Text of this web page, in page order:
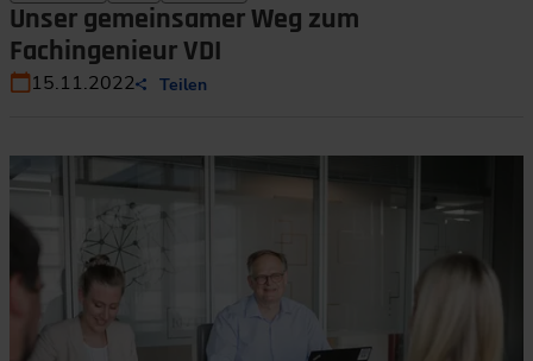
Unser gemeinsamer Weg zum
Fachingenieur VDI
15.11.2022 Teilen